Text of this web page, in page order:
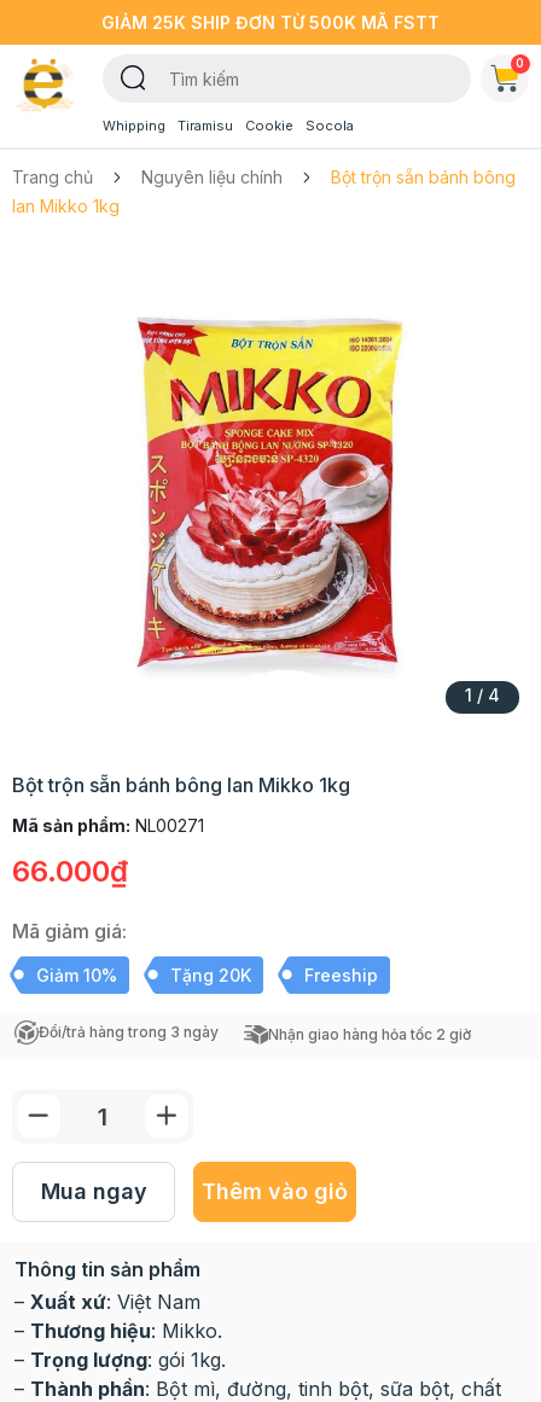
GIẢM 25K SHIP ĐƠN TỪ 500K MÃ FSTT
Whipping Tiramisu Cookie Socola
0
Trang chủ Nguyên liệu chính
Bột trộn sẵn bánh bông
lan Mikko 1kg
1 / 4
Bột trộn sẵn bánh bông lan Mikko 1kg
Mã sản phẩm: NL00271
66.000₫
Mã giảm giá:
Giảm 10% Tặng 20K Freeship
Đổi/trả hàng trong 3 ngày Nhận giao hàng hỏa tốc 2 giờ
Mua ngay Thêm vào giỏ
Thông tin sản phẩm
– Xuất xứ: Việt Nam
– Thương hiệu: Mikko.
– Trọng lượng: gói 1kg.
– Thành phần: Bột mì, đường, tinh bột, sữa bột, chất